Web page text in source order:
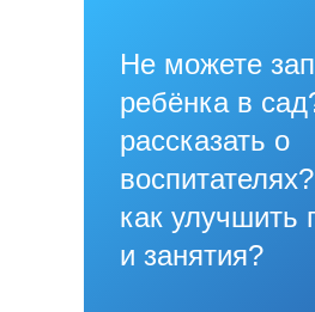
Не можете
ребёнка в
рассказать о
как улучшить
и занятия?